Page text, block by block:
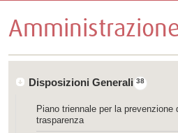
38
Disposizioni Generali
Piano triennale per la prevenzione
trasparenza